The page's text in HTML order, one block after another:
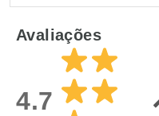
Laboratório
Por Menos
Avaliações
4.7